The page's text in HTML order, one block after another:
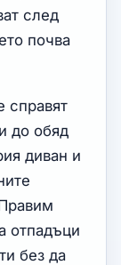
след
почва
справят
до обяд
диван и
отпадъци
без да